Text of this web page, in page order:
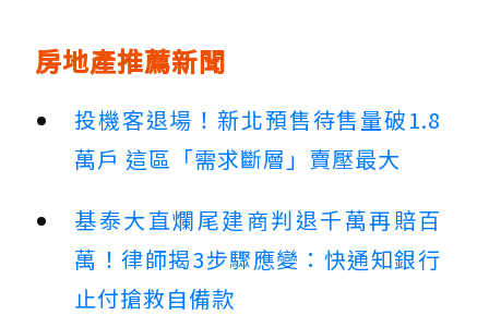
房地產推薦新聞
投機客退場！新北預售待售量破1.8
萬戶 這區「需求斷層」賣壓最大
基泰大直爛尾建商判退千萬再賠百
萬！律師揭3步驟應變：快通知銀行
止付搶救自備款